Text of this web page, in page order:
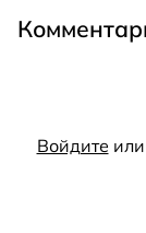
Войдите или